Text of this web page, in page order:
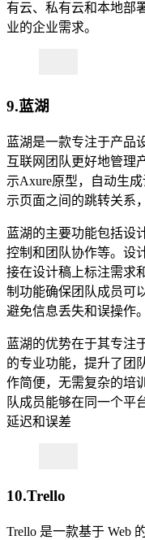
有云、私有云和本地部
业的企业需求。
9.蓝湖
蓝湖是一款专注于产品
互联网团队更好地管理
示Axure原型，自动生
示页面之间的跳转关系
蓝湖的主要功能包括设
控制和团队协作等。设
接在设计稿上标注需求
制功能确保团队成员可
避免信息丢失和误操作。
蓝湖的优势在于其专注
的专业功能，提升了团
作简便，无需复杂的培
队成员能够在同一个平
延迟和误差
10.Trello
Trello 是一款基于 Web